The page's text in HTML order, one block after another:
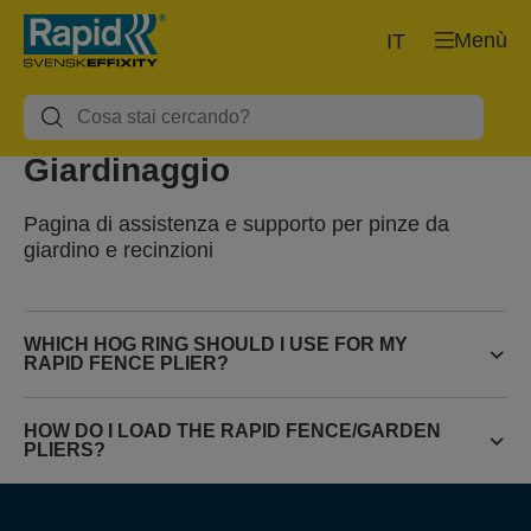
Menù
IT
Giardinaggio
Pagina di assistenza e supporto per pinze da
giardino e recinzioni
WHICH HOG RING SHOULD I USE FOR MY
RAPID FENCE PLIER?
HOW DO I LOAD THE RAPID FENCE/GARDEN
PLIERS?